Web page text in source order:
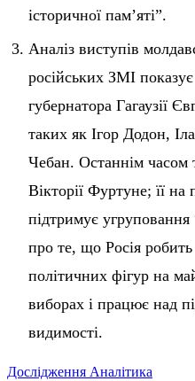
історичної пам’яті”.
Аналіз виступів
російських ЗМІ
губернатора Гагаузії
таких як Ігор Додон,
Чебан. Останнім часом
Вікторії Фуртуне; її
підтримує
про те, що Росія робить
політичних фігур на
виборах і працює над
видимості.
Дослідження Аналітика